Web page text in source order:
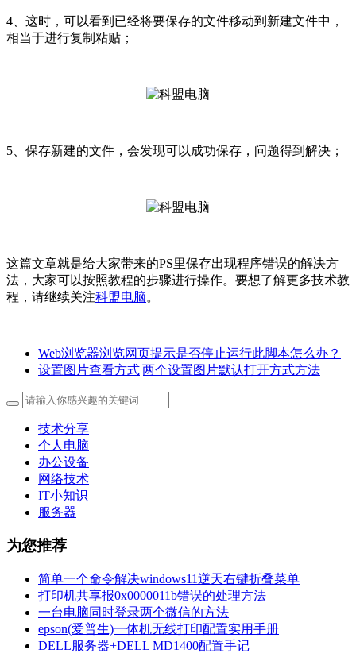
4、这时，可以看到已经将要保存的文件移动到新建文件中，
相当于进行复制粘贴；
5、保存新建的文件，会发现可以成功保存，问题得到解决；
这篇文章就是给大家带来的PS里保存出现程序错误的解决方
法，大家可以按照教程的步骤进行操作。要想了解更多技术教
程，请继续关注科盟电脑。
Web浏览器浏览网页提示是否停止运行此脚本怎么办？
设置图片查看方式|两个设置图片默认打开方式方法
技术分享
个人电脑
办公设备
网络技术
IT小知识
服务器
为您推荐
简单一个命令解决windows11逆天右键折叠菜单
打印机共享报0x0000011b错误的处理方法
一台电脑同时登录两个微信的方法
epson(爱普生)一体机无线打印配置实用手册
DELL服务器+DELL MD1400配置手记